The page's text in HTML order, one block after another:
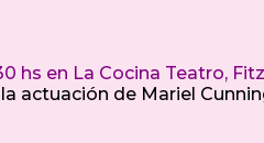
hs en La Cocina Teatro,
actuación de Mariel